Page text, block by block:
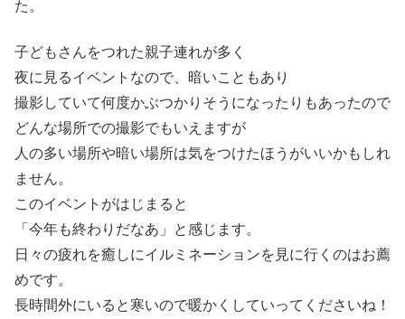
た。
子どもさんをつれた親子連れが多く
夜に見るイベントなので、暗いこともあり
撮影していて何度かぶつかりそうになったりもあったので
どんな場所での撮影でもいえますが
人の多い場所や暗い場所は気をつけたほうがいいかもしれ
ません。
このイベントがはじまると
「今年も終わりだなあ」と感じます。
日々の疲れを癒しにイルミネーションを見に行くのはお薦
めです。
長時間外にいると寒いので暖かくしていってくださいね！